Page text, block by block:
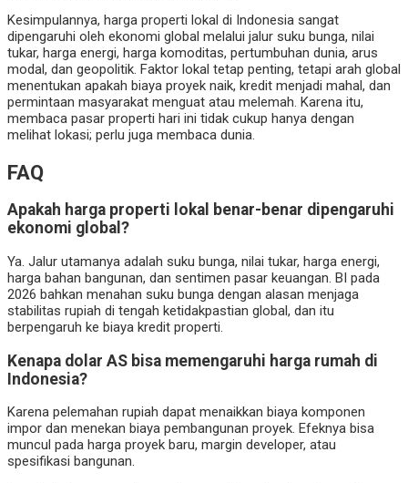
Kesimpulannya, harga properti lokal di Indonesia sangat
dipengaruhi oleh ekonomi global melalui jalur suku bunga, nilai
tukar, harga energi, harga komoditas, pertumbuhan dunia, arus
modal, dan geopolitik. Faktor lokal tetap penting, tetapi arah global
menentukan apakah biaya proyek naik, kredit menjadi mahal, dan
permintaan masyarakat menguat atau melemah. Karena itu,
membaca pasar properti hari ini tidak cukup hanya dengan
melihat lokasi; perlu juga membaca dunia.
FAQ
Apakah harga properti lokal benar-benar dipengaruhi
ekonomi global?
Ya. Jalur utamanya adalah suku bunga, nilai tukar, harga energi,
harga bahan bangunan, dan sentimen pasar keuangan. BI pada
2026 bahkan menahan suku bunga dengan alasan menjaga
stabilitas rupiah di tengah ketidakpastian global, dan itu
berpengaruh ke biaya kredit properti.
Kenapa dolar AS bisa memengaruhi harga rumah di
Indonesia?
Karena pelemahan rupiah dapat menaikkan biaya komponen
impor dan menekan biaya pembangunan proyek. Efeknya bisa
muncul pada harga proyek baru, margin developer, atau
spesifikasi bangunan.